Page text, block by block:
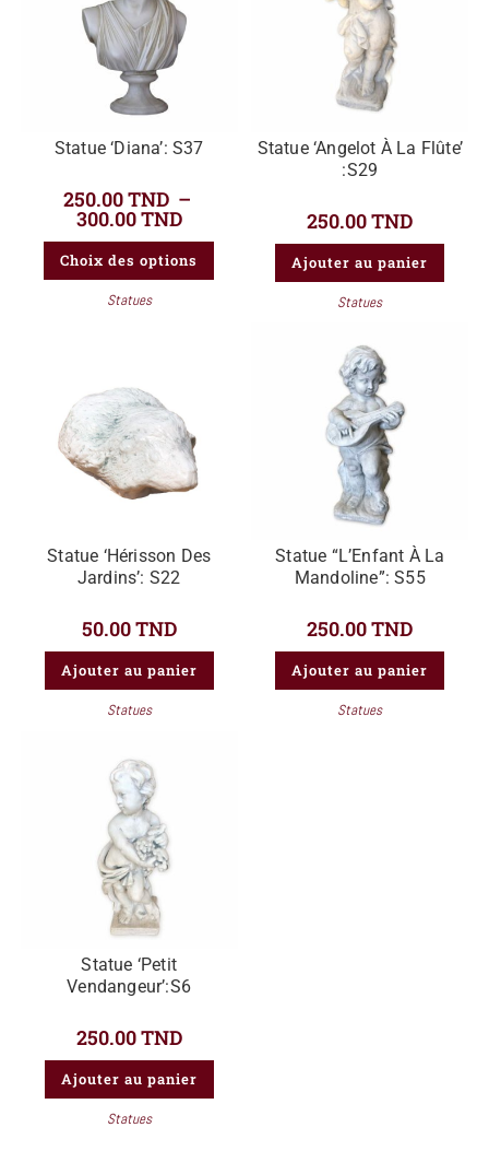
Statue ‘Diana’: S37
250.00TND –
300.00TND
Choix des options
Statues
Statue ‘Angelot À La Flûte’
:S29
250.00TND
Ajouter au panier
Statues
Statue ‘Hérisson Des
Jardins’: S22
50.00TND
Ajouter au panier
Statues
Statue “L’Enfant À La
Mandoline”: S55
250.00TND
Ajouter au panier
Statues
Statue ‘Petit
Vendangeur’:S6
250.00TND
Ajouter au panier
Statues